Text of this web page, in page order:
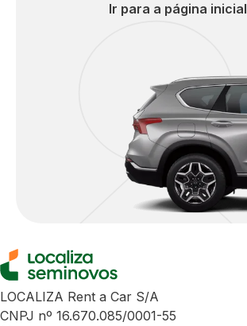
Ir para a página inicial
LOCALIZA Rent a Car S/A
CNPJ nº 16.670.085/0001-55